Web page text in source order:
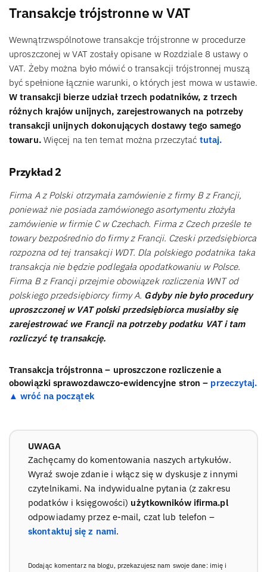
Transakcje trójstronne w VAT
Wewnątrzwspólnotowe transakcje trójstronne w procedurze
uproszczonej w VAT zostały opisane w Rozdziale 8 ustawy o
VAT. Żeby można było mówić o transakcji trójstronnej muszą
być spełnione łącznie warunki, o których jest mowa w ustawie.
W transakcji bierze udział trzech podatników, z trzech
różnych krajów unijnych, zarejestrowanych na potrzeby
transakcji unijnych dokonujących dostawy tego samego
towaru.Więcej na ten temat można przeczytać tutaj.
Przykład 2
Firma A z Polski otrzymała zamówienie z firmy B z Francji,
ponieważ nie posiada zamówionego asortymentu złożyła
zamówienie w firmie C w Czechach. Firma z Czech prześle te
towary bezpośrednio do firmy z Francji. Czeski przedsiębiorca
rozpozna od tej transakcji WDT. Dla polskiego podatnika taka
transakcja nie będzie podlegała opodatkowaniu w Polsce.
Firma B z Francji przejmie obowiązek rozliczenia WNT od
polskiego przedsiębiorcy firmy A. Gdyby nie było procedury
uproszczonej w VAT polski przedsiębiorca musiałby się
zarejestrować we Francji na potrzeby podatku VAT i tam
rozliczyć tę transakcję.
Transakcja trójstronna – uproszczone rozliczenie a
obowiązki sprawozdawczo-ewidencyjne stron – przeczytaj.
▲ wróć na początek
UWAGA
Zachęcamy do komentowania naszych artykułów.
Wyraź swoje zdanie i włącz się w dyskusje z innymi
czytelnikami. Na indywidualne pytania (z zakresu
podatków i księgowości) użytkowników ifirma.pl
odpowiadamy przez e-mail, czat lub telefon –
skontaktuj się z nami.
Dodając komentarz na blogu, przekazujesz nam swoje dane: imię i